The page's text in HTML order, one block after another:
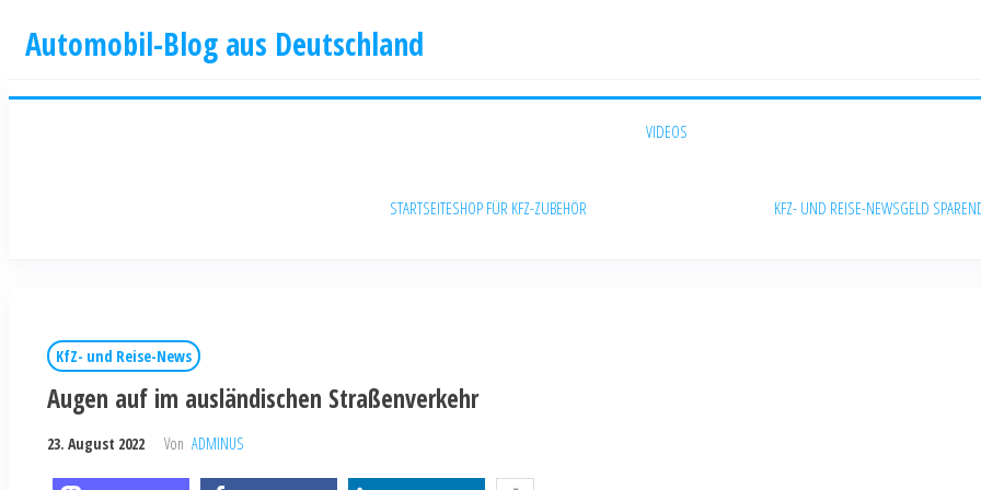
Automobil-Blog aus Deutschland
STARTSEITESHOP FÜR KFZ-ZUBEHÖR
VIDEOS
KFZ- UND REISE-NEWSGELD SPAREN
KfZ- und Reise-News
Augen auf im ausländischen Straßenverkehr
23. August 2022 Von ADMINUS